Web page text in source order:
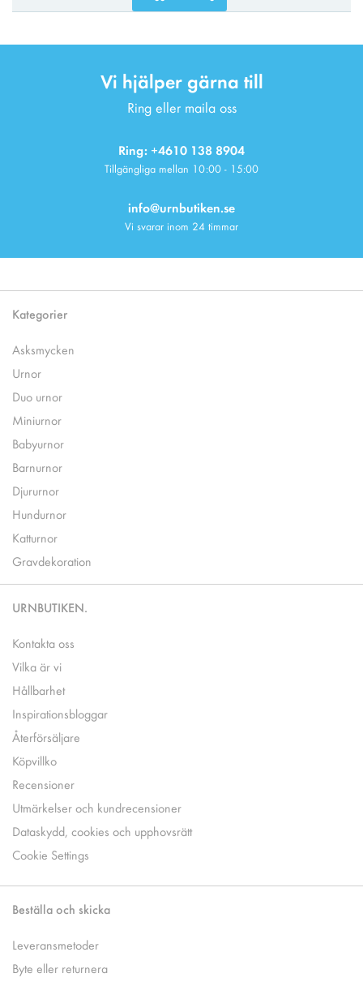
Vi hjälper gärna till
Ring eller maila oss
Ring: +4610 138 8904
Tillgängliga mellan 10:00 - 15:00
info@urnbutiken.se
Vi svarar inom 24 timmar
Kategorier
Asksmycken
Urnor
Duo urnor
Miniurnor
Babyurnor
Barnurnor
Djururnor
Hundurnor
Katturnor
Gravdekoration
URNBUTIKEN.
Kontakta oss
Vilka är vi
Hållbarhet
Inspirationsbloggar
Återförsäljare
Köpvillko
Recensioner
Utmärkelser och kundrecensioner
Dataskydd, cookies och upphovsrätt
Cookie Settings
Beställa och skicka
Leveransmetoder
Byte eller returnera